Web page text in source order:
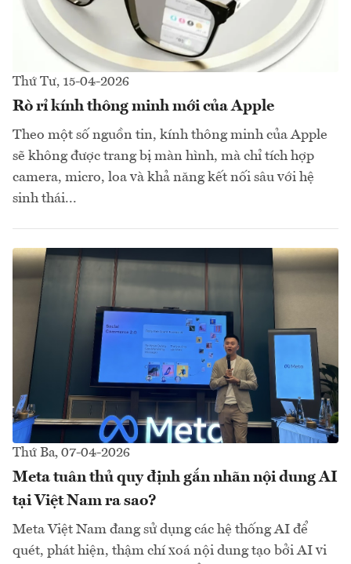
Thứ Tư, 15-04-2026
Rò rỉ kính thông minh mới của Apple
Theo một số nguồn tin, kính thông minh của Apple
sẽ không được trang bị màn hình, mà chỉ tích hợp
camera, micro, loa và khả năng kết nối sâu với hệ
sinh thái...
Thứ Ba, 07-04-2026
Meta tuân thủ quy định gắn nhãn nội dung AI
tại Việt Nam ra sao?
Meta Việt Nam đang sử dụng các hệ thống AI để
quét, phát hiện, thậm chí xoá nội dung tạo bởi AI vi